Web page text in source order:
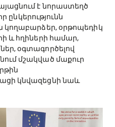
է նորաստեղծ
ընկերությունն
կողաբարձեր, օրթոպեդիկ
և հղիների համար,
օգտագործելով
մշակված մաքուր
կնվազեցնի նաև